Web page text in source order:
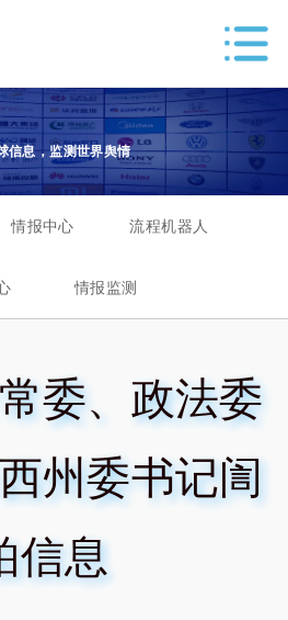
信息，监测世界舆情
情报中心 流程机器人
情报监测
委、政法委
州委书记訚
信息